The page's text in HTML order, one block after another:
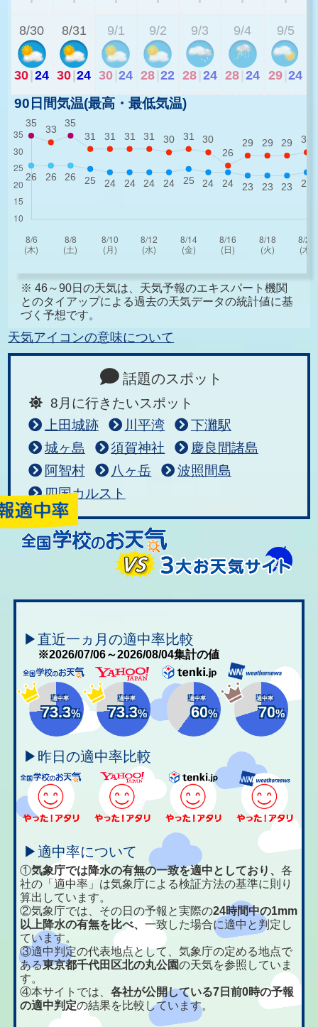
8/30
30 24
8/31
30 24
9/1
30 24
9/2
28 22
9/3
28 24
9/4
28 24
9/5
29 24
90日間気温(最高・最低気温)
※ 46～90日の天気は、天気予報のエキスパート機関
とのタイアップによる過去の天気データの統計値に基
づく予想です。
天気アイコンの意味について
話題のスポット
8月に行きたいスポット
上田城跡
川平湾
下灘駅
城ヶ島
須賀神社
慶良間諸島
阿智村
八ヶ岳
波照間島
四国カルスト
▶直近一ヵ月の適中率比較
※2026/07/06～2026/08/04集計の値
適中率
73.3%
適中率
73.3%
適中率
60%
適中率
70%
▶昨日の適中率比較
▶適中率について
①気象庁では降水の有無の一致を適中としており、各
社の「適中率」は気象庁による検証方法の基準に則り
算出しています。
②気象庁では、その日の予報と実際の24時間中の1mm
以上降水の有無を比べ、一致した場合に適中と判定し
ています。
③適中判定の代表地点として、気象庁の定める地点で
ある東京都千代田区北の丸公園の天気を参照していま
す。
④本サイトでは、各社が公開している7日前0時の予報
の適中判定の結果を比較しています。